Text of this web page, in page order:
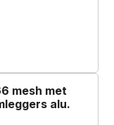
mesh met
alu.